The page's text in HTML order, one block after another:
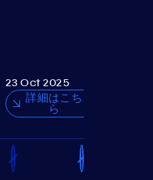
23 Oct 2025
詳細はこち
ら